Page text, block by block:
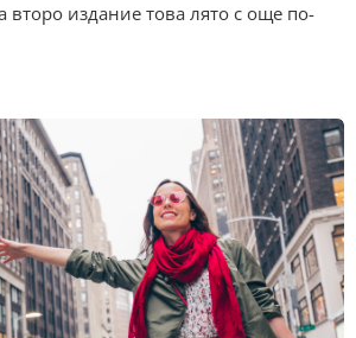
второ издание това лято с още по-